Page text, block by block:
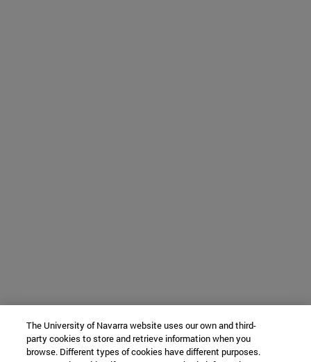
The University of Navarra website uses our own and third-
party cookies to store and retrieve information when you
browse. Different types of cookies have different purposes.